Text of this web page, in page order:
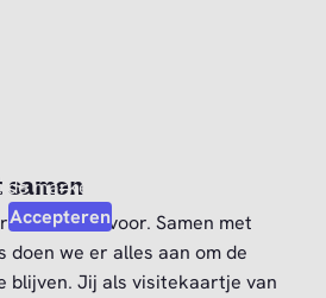
marketing cookies.
Accepteren
niet alleen voor. Samen met
doen we er alles aan om de
blijven. Jij als visitekaartje van